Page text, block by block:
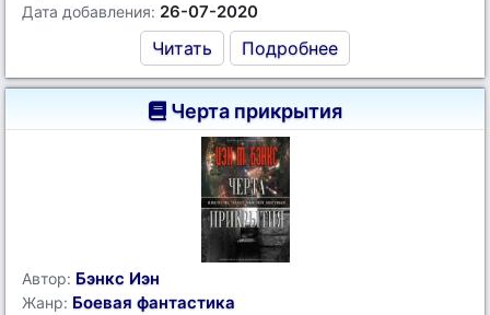
Дата добавления: 26-07-2020
Читать Подробнее
Черта прикрытия
Автор: Бэнкс Иэн
Жанр: Боевая фантастика